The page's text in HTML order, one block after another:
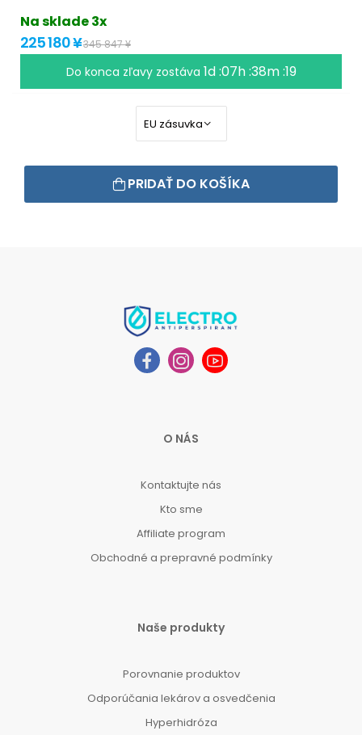
Na sklade 3x
225 180 ¥345 847 ¥
Do konca zľavy zostáva 1d :07h :38m :18
PRIDAŤ DO KOŠÍKA
O NÁS
Kontaktujte nás
Kto sme
Affiliate program
Obchodné a prepravné podmínky
Naše produkty
Porovnanie produktov
Odporúčania lekárov a osvedčenia
Hyperhidróza